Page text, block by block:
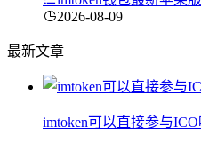
2026-08-09
最新文章
imtoken可以直接参与